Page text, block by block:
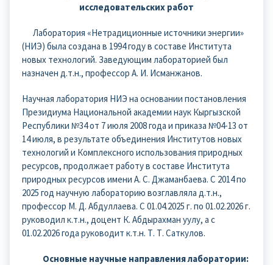
исследовательских работ
Лаборатория «Нетрадиционные источники энергии»
(НИЭ) была создана в 1994 году в составе Института
новых технологий. Заведующим лабораторией был
назначен д.т.н., профессор А. И. Исманжанов.
Научная лаборатория НИЭ на основании постановления
Президиума Национальной академии наук Кыргызской
Республики №34 от 7 июля 2008 года и приказа №04-13 от
14 июля, в результате объединения Институтов новых
технологий и Комплексного использования природных
ресурсов, продолжает работу в составе Института
природных ресурсов имени А. С. Джаманбаева. С 2014 по
2025 год научную лабораторию возглавляла д.т.н.,
профессор М. Д. Абдуллаева. С 01.04.2025 г. по 01.02.2026 г.
руководил к.т.н., доцент К. Абдырахман уулу, а с
01.02.2026 года руководит к.т.н. Т. Т. Саткулов.
Основные научные направления лаборатории: